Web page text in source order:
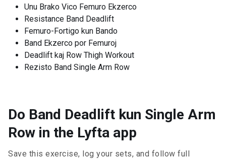
Unu Brako Vico Femuro Ekzerco
Resistance Band Deadlift
Femuro-Fortigo kun Bando
Band Ekzerco por Femuroj
Deadlift kaj Row Thigh Workout
Rezisto Band Single Arm Row
Do Band Deadlift kun Single Arm
Row in the Lyfta app
Save this exercise, log your sets, and follow full